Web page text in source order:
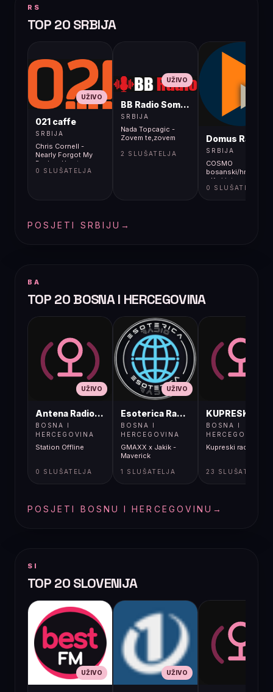
RS
TOP 20 SRBIJA
UŽIVO
021 caffe
SRBIJA
Chris Cornell -
Nearly Forgot My
Broken Heart
0 SLUŠATELJA
UŽIVO
BB Radio Sombor
SRBIJA
Nada Topcagic -
Zovem te,zovem
2 SLUŠATELJA
Domus Radio
SRBIJA
COSMO
bosanski/hrvatski/
- Kraj interneta?
0 SLUŠATELJA
POSJETI SRBIJU →
BA
TOP 20 BOSNA I HERCEGOVINA
UŽIVO
Antena Radio, Jelah Tešanj
BOSNA I
HERCEGOVINA
Station Offline
0 SLUŠATELJA
UŽIVO
Esoterica Radio S1
BOSNA I
HERCEGOVINA
GMAXX x Jakik -
Maverick
1 SLUŠATELJA
BOSNA I
HERCEGOVINA
Kupreski radio
23 SLUŠATELJA
POSJETI BOSNU I HERCEGOVINU →
SI
TOP 20 SLOVENIJA
UŽIVO UŽIVO